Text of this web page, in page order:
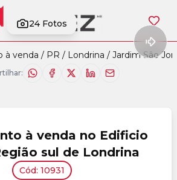
24 Fotos
à venda / PR / Londrina / Jardim São
à venda no Edificio
sul de Londrina
Cód: 10931